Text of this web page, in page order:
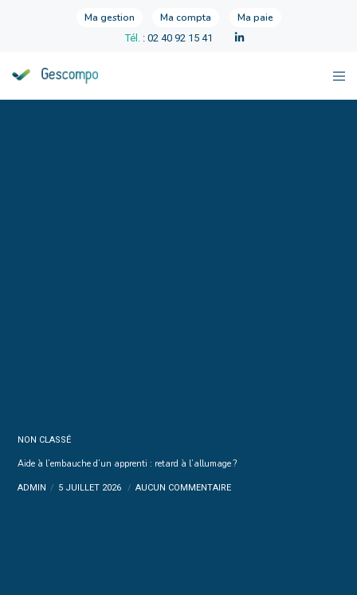
Ma gestion Ma compta Ma paie
Tél. : 02 40 92 15 41
NON CLASSÉ
Aide à l’embauche d’un apprenti : retard à l’allumage ?
ADMIN 5 JUILLET 2026 AUCUN COMMENTAIRE